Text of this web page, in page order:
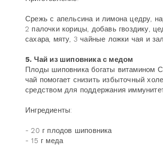
Срежь с апельсина и лимона цедру,
2 палочки корицы, добавь гвоздику,
сахара, мяту, 3 чайные ложки чая и
5. Чай из шиповника с медом
Плоды шиповника богаты витамином
чай помогает снизить избыточный
средством для поддержания
Ингредиенты:
- 20 г плодов шиповника
- 15 г меда